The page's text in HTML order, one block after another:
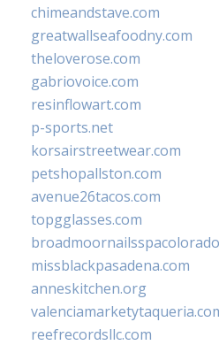
chimeandstave.com
greatwallseafoodny.com
theloverose.com
gabriovoice.com
resinflowart.com
p-sports.net
korsairstreetwear.com
petshopallston.com
avenue26tacos.com
topgglasses.com
missblackpasadena.com
anneskitchen.org
reefrecordsllc.com